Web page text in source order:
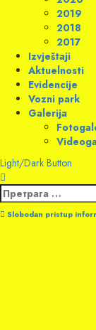
2019
2018
2017
Izvještaji
Aktuelnosti
Evidencije
Vozni park
Galerija
Light/Dark Button
Претрага
за:
Slobodan pristup